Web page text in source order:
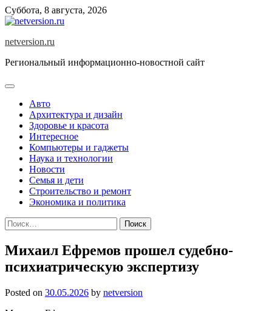
Skip
to
Суббота, 8 августа, 2026
netversion.ru
Региональный информационно-новостной сайт
Авто
Архитектура и дизайн
Здоровье и красота
Интересное
Компьютеры и гаджеты
Наука и технологии
Новости
Семья и дети
Строительство и ремонт
Экономика и политика
Найти:
Михаил Ефремов прошел судебно-
психиатрическую экспертизу
Posted on 30.05.2026 by netversion